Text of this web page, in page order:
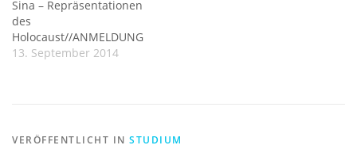
Sina – Repräsentationen
des
Holocaust//ANMELDUNG
13. September 2014
VERÖFFENTLICHT IN STUDIUM